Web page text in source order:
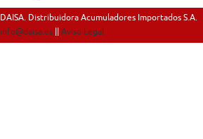
DAISA. Distribuidora Acumuladores Importados S.A.
info@daisa.es|| Aviso Legal